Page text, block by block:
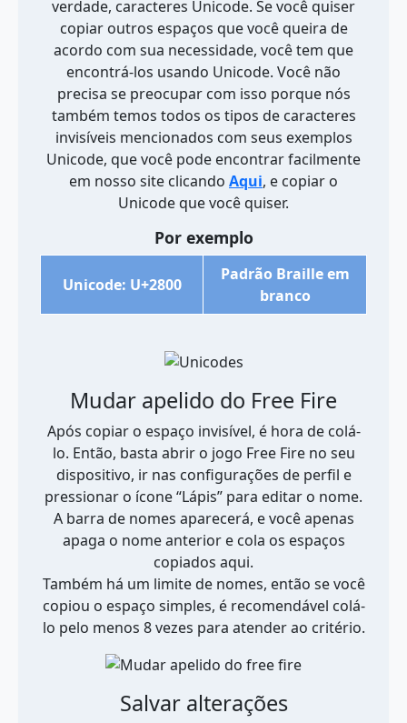
verdade, caracteres Unicode. Se você quiser
copiar outros espaços que você queira de
acordo com sua necessidade, você tem que
encontrá-los usando Unicode. Você não
precisa se preocupar com isso porque nós
também temos todos os tipos de caracteres
invisíveis mencionados com seus exemplos
Unicode, que você pode encontrar facilmente
em nosso site clicando Aqui, e copiar o
Unicode que você quiser.
Por exemplo
Unicode: U+2800
Padrão Braille em
branco
Mudar apelido do Free Fire
Após copiar o espaço invisível, é hora de colá-
lo. Então, basta abrir o jogo Free Fire no seu
dispositivo, ir nas configurações de perfil e
pressionar o ícone “Lápis” para editar o nome.
A barra de nomes aparecerá, e você apenas
apaga o nome anterior e cola os espaços
copiados aqui.
Também há um limite de nomes, então se você
copiou o espaço simples, é recomendável colá-
lo pelo menos 8 vezes para atender ao critério.
Salvar alterações